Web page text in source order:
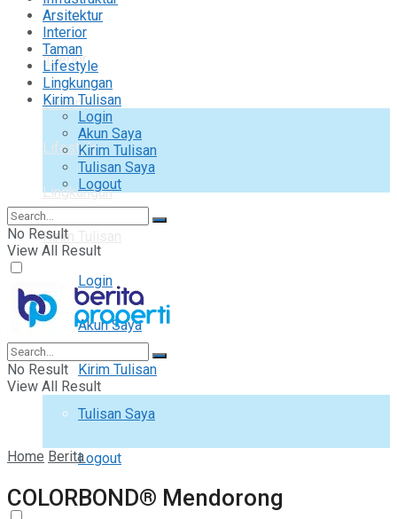
Arsitektur
Interior
Taman
Lifestyle
Lingkungan
Kirim Tulisan
Login
Akun Saya
Kirim Tulisan
Tulisan Saya
Logout
Arsitektur
Interior
Taman
Lifestyle
Lingkungan
Kirim Tulisan
Login
Akun Saya
Kirim Tulisan
Tulisan Saya
Logout
No Result
View All Result
No Result
View All Result
Home Berita
COLORBOND® Mendorong